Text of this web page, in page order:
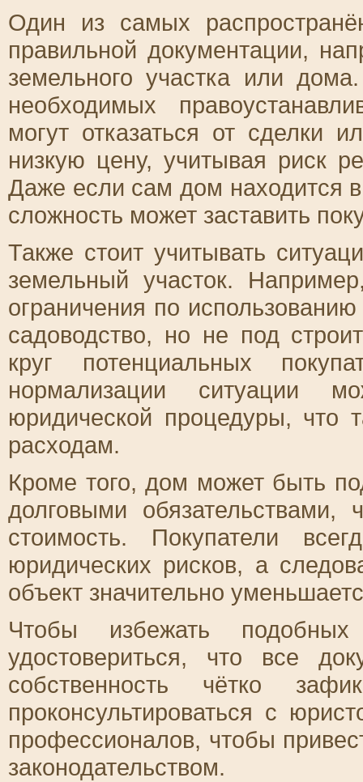
Один из самых
правильной документации,
земельного участка или
необходимых
могут отказаться от сделки
низкую цену, учитывая риск
Даже если сам дом находится
сложность может заставить
Также стоит учитывать
земельный участок.
ограничения по
садоводство, но не под
круг потенциальных
нормализации ситуации
юридической процедуры, что
расходам.
Кроме того, дом может быть
долговыми
стоимость. Покупатели
юридических рисков, а
объект значительно
Чтобы избежать
удостовериться, что все
собственность чётко
проконсультироваться с
профессионалов, чтобы
законодательством.